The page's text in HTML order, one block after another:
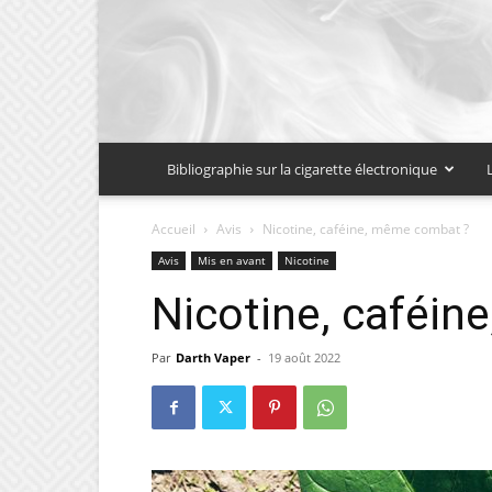
Bibliographie sur la cigarette électronique
Accueil Avis Nicotine, caféine, même combat ?
Avis Mis en avant Nicotine
Nicotine,
Par Darth Vaper - 19 août 2022